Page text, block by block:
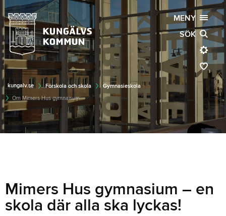
MENY
SÖK
kungalv.se Förskola och skola
Gymnasieskola
Om Mimers Hus gymnaisum
Mimers Hus gymnasium – en
skola där alla ska lyckas!